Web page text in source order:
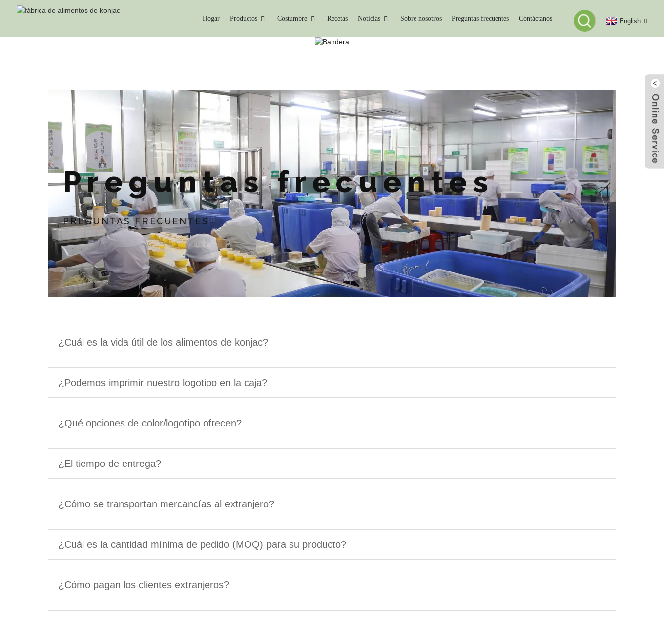
Hogar Productos Costumbre Recetas Noticias Sobre nosotros Preguntas frecuentes Contáctanos English
Preguntas frecuentes
PREGUNTAS FRECUENTES
¿Cuál es la vida útil de los alimentos de konjac?
¿Podemos imprimir nuestro logotipo en la caja?
¿Qué opciones de color/logotipo ofrecen?
¿El tiempo de entrega?
¿Cómo se transportan mercancías al extranjero?
¿Cuál es la cantidad mínima de pedido (MOQ) para su producto?
¿Cómo pagan los clientes extranjeros?